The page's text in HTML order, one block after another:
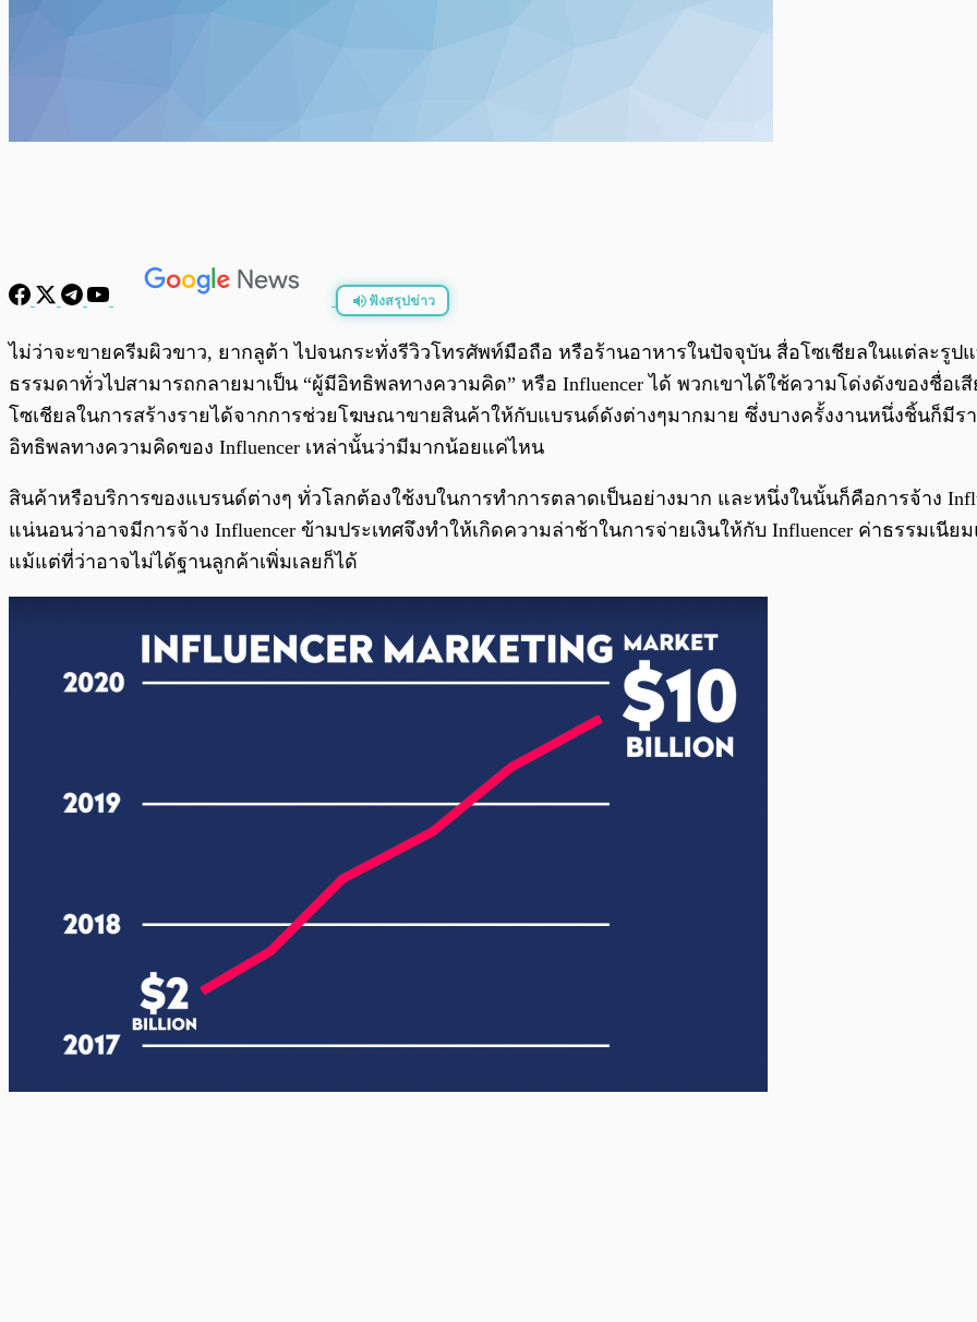
ฟังสรุปข่าว
ไม่ว่าจะขายครีมผิวขาว, ยากลูต้า ไปจนกระทั่งรีวิวโทรศัพท์มือถือ หรือร้านอาหารในปัจจุบัน สื่อโซเชียลในแต่ละรูป
ธรรมดาทั่วไปสามารถกลายมาเป็น “ผู้มีอิทธิพลทางความคิด” หรือ Influencer ได้ พวกเขาได้ใช้ความโด่งดังของชื่อ
โซเชียลในการสร้างรายได้จากการช่วยโฆษณาขายสินค้าให้กับแบรนด์ดังต่างๆมากมาย ซึ่งบางครั้งงานหนึ่งชิ้นก็มี
อิทธิพลทางความคิดของ Influencer เหล่านั้นว่ามีมากน้อยแค่ไหน
สินค้าหรือบริการของแบรนด์ต่างๆ ทั่วโลกต้องใช้งบในการทำการตลาดเป็นอย่างมาก และหนึ่งในนั้นก็คือการจ้าง
แน่นอนว่าอาจมีการจ้าง Influencer ข้ามประเทศจึงทำให้เกิดความล่าช้าในการจ่ายเงินให้กับ Influencer ค่าธรรมเนี
แม้แต่ที่ว่าอาจไม่ได้ฐานลูกค้าเพิ่มเลยก็ได้